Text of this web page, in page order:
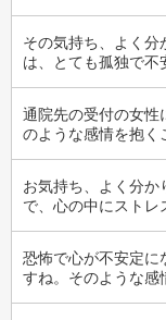
その気持ち、よく
は、とても孤独で不
通院先の受付の女性
のような感情を抱く
お気持ち、よく分か
で、心の中にストレ
恐怖で心が不安定に
すね。そのような感